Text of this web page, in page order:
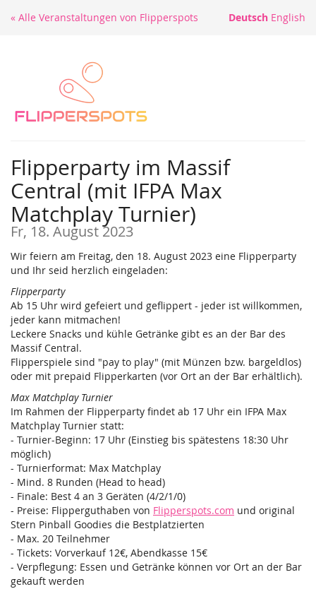
Zum
Deutsch English
« Alle Veranstaltungen von Flipperspots
Flipperparty im Massif
Central (mit IFPA Max
Matchplay Turnier)
Fr, 18. August 2023
Wir feiern am Freitag, den 18. August 2023 eine Flipperparty
und Ihr seid herzlich eingeladen:
Flipperparty
Ab 15 Uhr wird gefeiert und geflippert - jeder ist willkommen,
jeder kann mitmachen!
Leckere Snacks und kühle Getränke gibt es an der Bar des
Massif Central.
Flipperspiele sind "pay to play" (mit Münzen bzw. bargeldlos)
oder mit prepaid Flipperkarten (vor Ort an der Bar erhältlich).
Max Matchplay Turnier
Im Rahmen der Flipperparty findet ab 17 Uhr ein IFPA Max
Matchplay Turnier statt:
- Turnier-Beginn: 17 Uhr (Einstieg bis spätestens 18:30 Uhr
möglich)
- Turnierformat: Max Matchplay
- Mind. 8 Runden (Head to head)
- Finale: Best 4 an 3 Geräten (4/2/1/0)
- Preise: Flipperguthaben von Flipperspots.com und original
Stern Pinball Goodies die Bestplatzierten
- Max. 20 Teilnehmer
- Tickets: Vorverkauf 12€, Abendkasse 15€
- Verpflegung: Essen und Getränke können vor Ort an der Bar
gekauft werden